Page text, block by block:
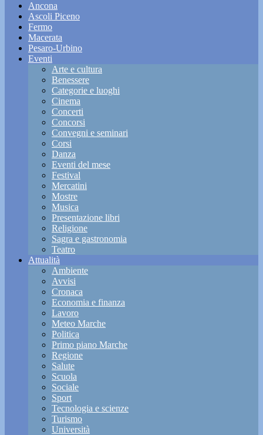
Ancona
Ascoli Piceno
Fermo
Macerata
Pesaro-Urbino
Eventi
Arte e cultura
Benessere
Categorie e luoghi
Cinema
Concerti
Concorsi
Convegni e seminari
Corsi
Danza
Eventi del mese
Festival
Mercatini
Mostre
Musica
Presentazione libri
Religione
Sagra e gastronomia
Teatro
Attualità
Ambiente
Avvisi
Cronaca
Economia e finanza
Lavoro
Meteo Marche
Politica
Primo piano Marche
Regione
Salute
Scuola
Sociale
Sport
Tecnologia e scienze
Turismo
Università